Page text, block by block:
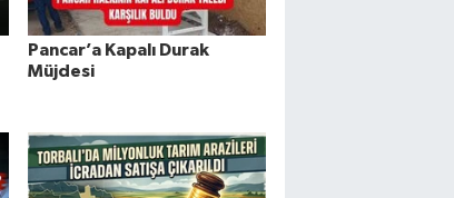
Pancar’a Kapalı Durak
Müjdesi